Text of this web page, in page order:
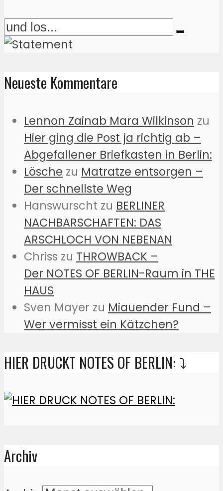
Neueste Kommentare
Lennon Zainab Mara Wilkinson zu
Hier ging die Post ja richtig ab –
Abgefallener Briefkasten in Berlin:
Lösche zu Matratze entsorgen –
Der schnellste Weg
Hanswurscht zu BERLINER
NACHBARSCHAFTEN: DAS
ARSCHLOCH VON NEBENAN
Chriss zu THROWBACK –
Der NOTES OF BERLIN-Raum in THE
HAUS
Sven Mayer zu Miauender Fund –
Wer vermisst ein Kätzchen?
HIER DRUCKT NOTES OF BERLIN: ⤵️
Archiv